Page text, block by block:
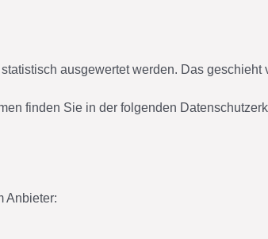
ausgewertet werden. Das
finden Sie in der folgenden
Anbieter: